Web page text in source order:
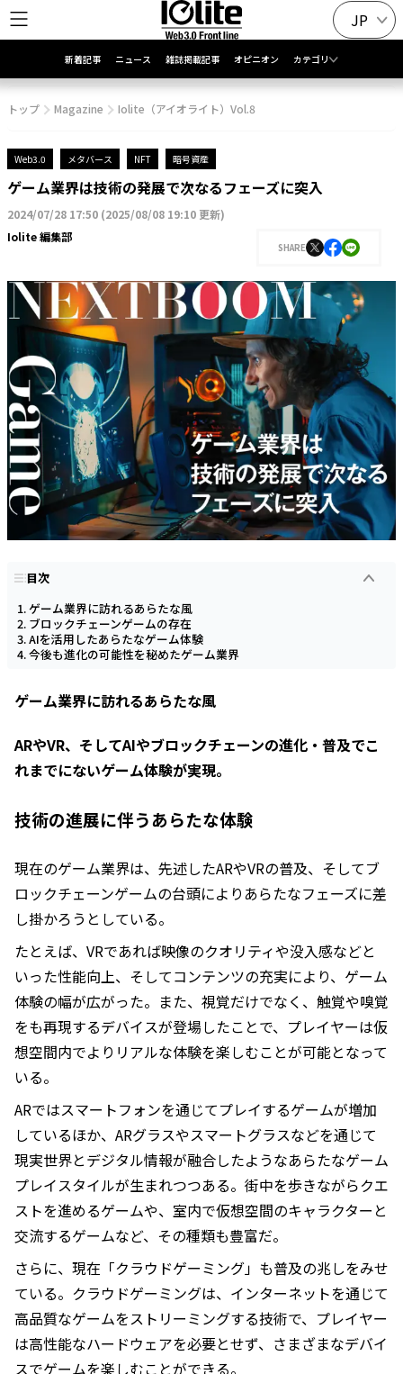
JP
新着記事 ニュース 雑誌掲載記事 オピニオン カテゴリ
トップ Magazine Iolite（アイオライト）Vol.8
Web3.0 メタバース NFT 暗号資産
ゲーム業界は技術の発展で次なるフェーズに突入
2024/07/28 17:50 (2025/08/08 19:10 更新)
Iolite 編集部
SHARE
目次
ゲーム業界に訪れるあらたな風
ブロックチェーンゲームの存在
AIを活用したあらたなゲーム体験
今後も進化の可能性を秘めたゲーム業界
ゲーム業界に訪れるあらたな風
ARやVR、そしてAIやブロックチェーンの進化・普及でこ
れまでにないゲーム体験が実現。
技術の進展に伴うあらたな体験
現在のゲーム業界は、先述したARやVRの普及、そしてブ
ロックチェーンゲームの台頭によりあらたなフェーズに差
し掛かろうとしている。
たとえば、VRであれば映像のクオリティや没入感などと
いった性能向上、そしてコンテンツの充実により、ゲーム
体験の幅が広がった。また、視覚だけでなく、触覚や嗅覚
をも再現するデバイスが登場したことで、プレイヤーは仮
想空間内でよりリアルな体験を楽しむことが可能となって
いる。
ARではスマートフォンを通じてプレイするゲームが増加
しているほか、ARグラスやスマートグラスなどを通じて
現実世界とデジタル情報が融合したようなあらたなゲーム
プレイスタイルが生まれつつある。街中を歩きながらクエ
ストを進めるゲームや、室内で仮想空間のキャラクターと
交流するゲームなど、その種類も豊富だ。
さらに、現在「クラウドゲーミング」も普及の兆しをみせ
ている。クラウドゲーミングは、インターネットを通じて
高品質なゲームをストリーミングする技術で、プレイヤー
は高性能なハードウェアを必要とせず、さまざまなデバイ
スでゲームを楽しむことができる。